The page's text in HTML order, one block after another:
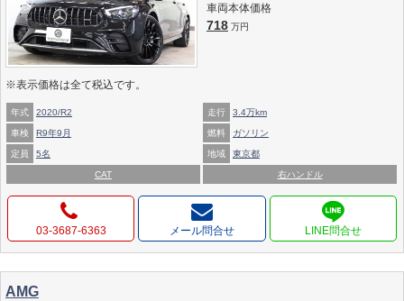
車両本体価格
718 万円
※表示価格は全て税込です。
年式 2020/R2 走行 3.4万km
車検 R9年9月 燃料 ガソリン
定員 5名 地域 東京都
CAT 右ハンドル
03-3687-6363 メール問合せ
AMG